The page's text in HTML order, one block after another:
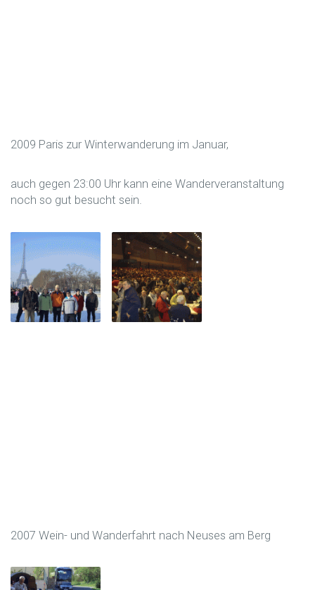
2009 Paris zur Winterwanderung im Januar,
auch gegen 23:00 Uhr kann eine Wanderveranstaltung
noch so gut besucht sein.
2007 Wein- und Wanderfahrt nach Neuses am Berg